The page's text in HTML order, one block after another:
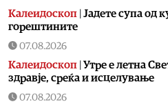
Калеидоскоп | Jадете супа од
горештините
07.08.2026
Калеидоскоп | Утре е летна
здравје, среќа и исцелување
07.08.2026